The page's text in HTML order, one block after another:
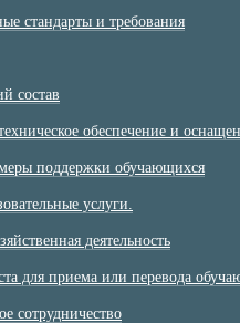
стандарты и требования
состав
обеспечение и
поддержки обучающихся
услуги.
деятельность
для приема или перевода
сотрудничество